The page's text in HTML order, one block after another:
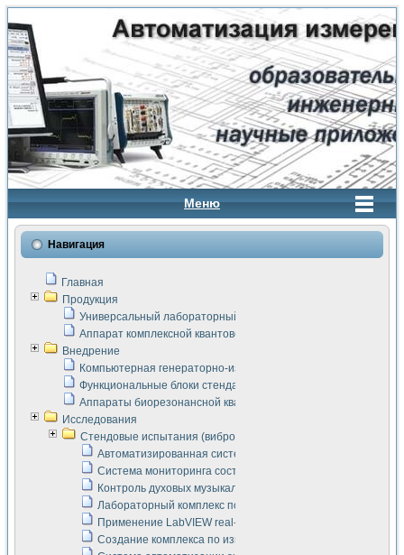
Меню
Навигация
Главная
Продукция
Универсальный лабораторный стенд "Сигнал-USB"
Аппарат комплексной квантовой терапии Интроскан
Внедрение
Компьютерная генераторно-измерительная система
Функциональные блоки стенда "Сигнал-USB"
Аппараты биорезонансной квантовой терапии серии СКАН
Исследования
Стендовые испытания (виброакустика, тензометрия и т.п.)
Автоматизированная система измерения параметров
Система мониторинга состояния тяговых
Контроль духовых музыкальных инструментов
Лабораторный комплекс по исследованию элементной
Применение LabVIEW real-time module для
Создание комплекса по измерению скорости подвижного